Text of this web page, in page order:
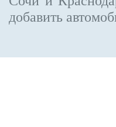
добавить